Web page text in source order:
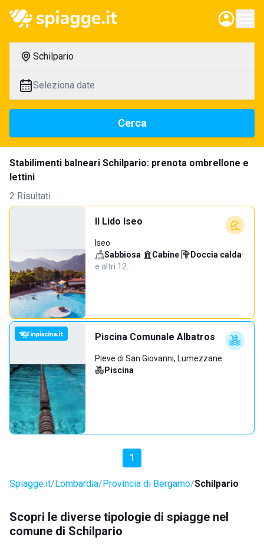
Schilpario
Seleziona date
Cerca
Stabilimenti balneari Schilpario: prenota ombrellone e
lettini
2 Risultati
Il Lido Iseo
Iseo
Sabbiosa· Cabine· Doccia calda·
e altri 12…
Piscina Comunale Albatros
Pieve di San Giovanni, Lumezzane
Piscina
1
Spiagge.it Lombardia Provincia di Bergamo Schilpario
Scopri le diverse tipologie di spiagge nel
comune di Schilpario